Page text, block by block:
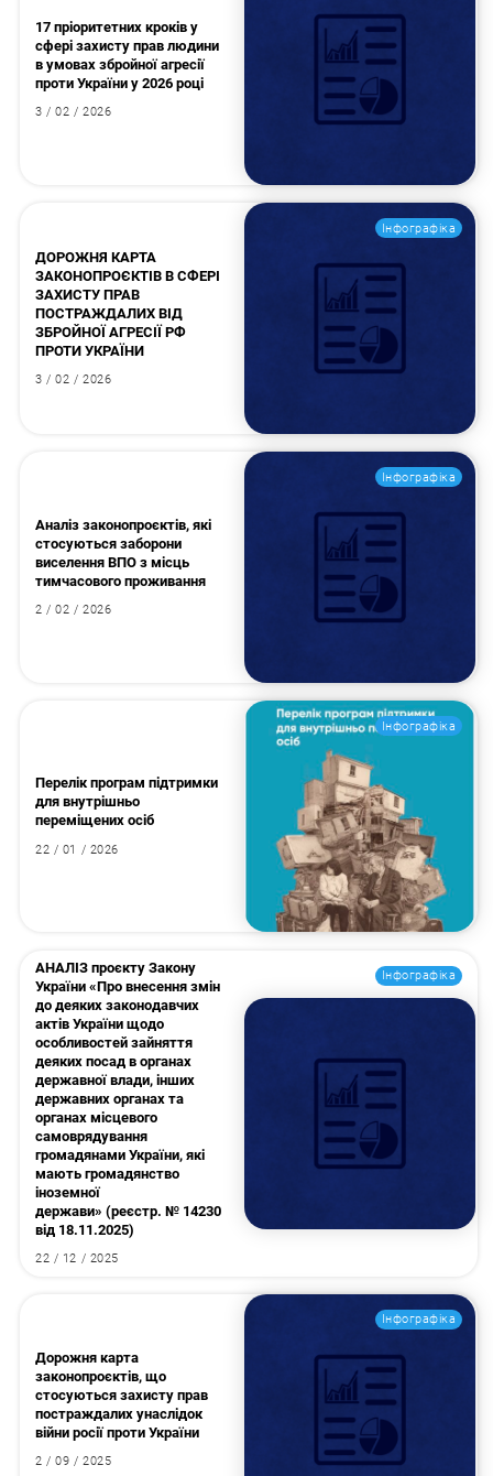
17 пріоритетних кроків у
сфері захисту прав людини
в умовах збройної агресії
проти України у 2026 році
3 / 02 / 2026
Інфографіка
ДОРОЖНЯ КАРТА
ЗАКОНОПРОЄКТІВ В СФЕРІ
ЗАХИСТУ ПРАВ
ПОСТРАЖДАЛИХ ВІД
ЗБРОЙНОЇ АГРЕСІЇ РФ
ПРОТИ УКРАЇНИ
3 / 02 / 2026
Інфографіка
Аналіз законопроєктів, які
стосуються заборони
виселення ВПО з місць
тимчасового проживання
2 / 02 / 2026
Інфографіка
Перелік програм підтримки
для внутрішньо
переміщених осіб
22 / 01 / 2026
Інфографіка
АНАЛІЗ проєкту Закону
України «Про внесення змін
до деяких законодавчих
актів України щодо
особливостей зайняття
деяких посад в органах
державної влади, інших
державних органах та
органах місцевого
самоврядування
громадянами України, які
мають громадянство
іноземної
держави» (реєстр. № 14230
від 18.11.2025)
22 / 12 / 2025
Інфографіка
Дорожня карта
законопроєктів, що
стосуються захисту прав
постраждалих унаслідок
війни росії проти України
2 / 09 / 2025